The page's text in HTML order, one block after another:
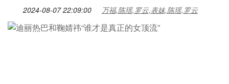
2024-08-07 22:09:00 万福,陈瑶,罗云,表妹,陈瑶,罗云